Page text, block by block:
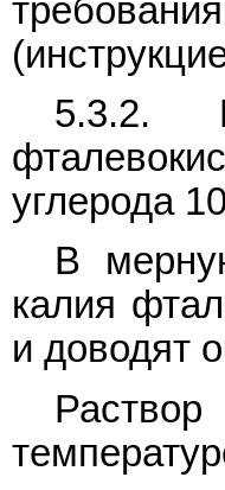
5.3.2.
углерода
В
калия
и доводят